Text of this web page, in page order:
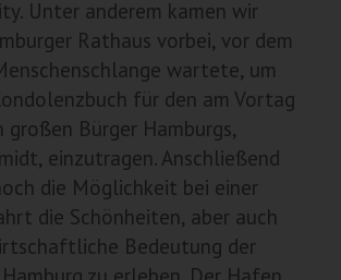
Unter anderem kamen wir
Rathaus vorbei, vor dem
wartete, um
für den am Vortag
großen Bürger Hamburgs,
einzutragen. Anschließend
die Möglichkeit bei einer
die Schönheiten, aber auch
Bedeutung der